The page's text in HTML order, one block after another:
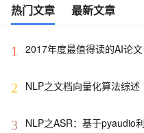
热门文章 最新文章
1 2017年度最值得读的AI论
2 NLP之文档向量化算法综述
3
NLP之ASR：基于pyaudio